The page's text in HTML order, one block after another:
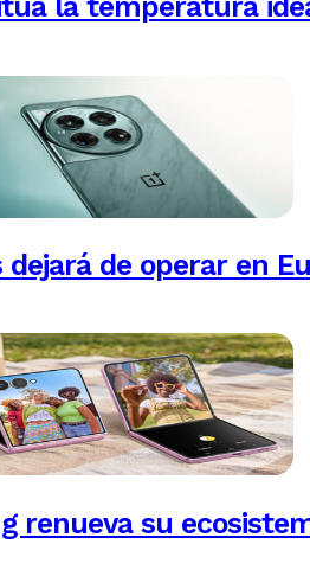
dejará de operar en
renueva su